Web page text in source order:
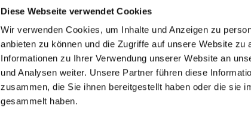
Diese Webseite verwendet Cookies
Wir verwenden Cookies, um Inhalte und Anzeigen zu
anbieten zu können und die Zugriffe auf unsere Website zu
Informationen zu Ihrer Verwendung unserer Website an
und Analysen weiter. Unsere Partner führen diese
zusammen, die Sie ihnen bereitgestellt haben oder die sie
gesammelt haben.
Katholische Kirchengemeinde Pfarrei St. Bernhard